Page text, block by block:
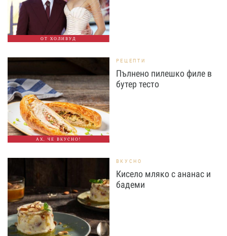
ОТ ХОЛИВУД
АХ, ЧЕ ВКУСНО!
РЕЦЕПТИ
Пълнено пилешко филе в
бутер тесто
ВКУСНО
Кисело мляко с ананас и
бадеми